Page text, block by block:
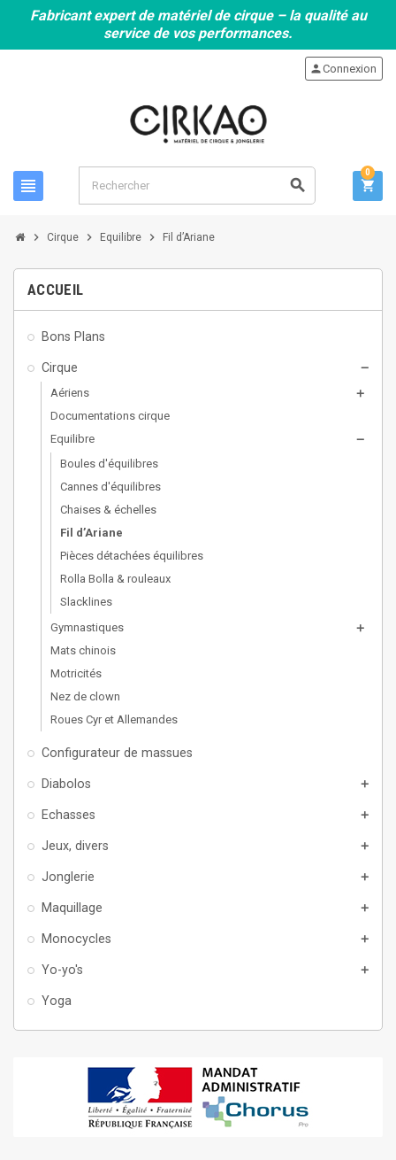
Fabricant expert de matériel de cirque – la qualité au
service de vos performances.
view_headline search
personConnexion
shopping_cart
0
chevron_right Cirque chevron_right Equilibre chevron_right Fil d’Ariane
ACCUEIL
Bons Plans
Cirque remove
Aériens add
Documentations cirque
Equilibre
remove
Boules d'équilibres
Cannes d'équilibres
Chaises & échelles
Fil d’Ariane
Pièces détachées équilibres
Rolla Bolla & rouleaux
Slacklines
Gymnastiques
add
Mats chinois
Motricités
Nez de clown
Roues Cyr et Allemandes
Configurateur de massues
Diabolos add
Echasses add
Jeux, divers add
Jonglerie add
Maquillage add
Monocycles add
Yo-yo's add
Yoga